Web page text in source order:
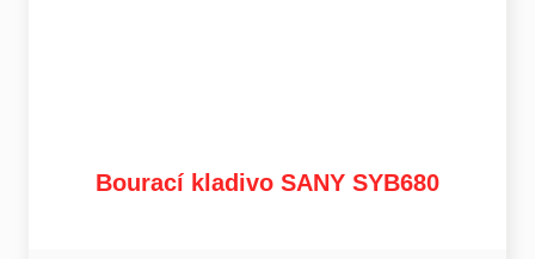
Bourací kladivo SANY SYB680